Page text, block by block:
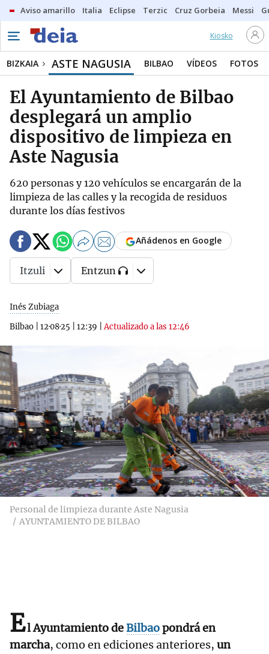
Aviso amarillo Italia Eclipse Terzic Cruz Gorbeia Messi
Kiosko
BIZKAIA ASTE NAGUSIA BILBAO VÍDEOS FOTOS
El Ayuntamiento de Bilbao
desplegará un amplio
dispositivo de limpieza en
Aste Nagusia
620 personas y 120 vehículos se encargarán de la
limpieza de las calles y la recogida de residuos
durante los días festivos
Inés Zubiaga
Bilbao
12·08·25 12:39 |Actualizado a las 12:46
Añádenos en Google
Itzuli Entzun
Personal de limpieza durante Aste Nagusia
AYUNTAMIENTO DE BILBAO
El Ayuntamiento deBilbaopondrá en
marcha, como en ediciones anteriores, un